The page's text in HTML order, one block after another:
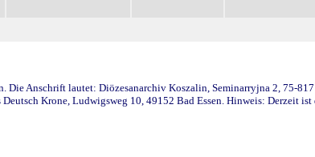
Anschrift lautet: Diözesanarchiv Koszalin, Seminarryjna 2, 75-
Krone, Ludwigsweg 10, 49152 Bad Essen. Hinweis: Derzeit